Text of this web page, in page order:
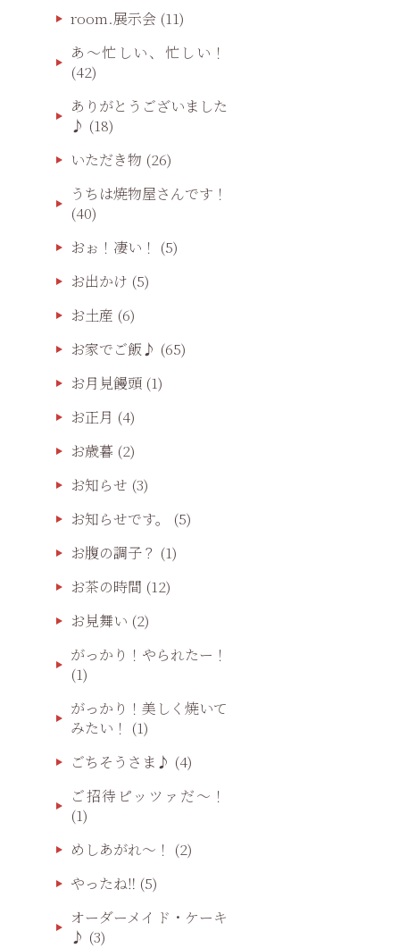
room.展示会 (11)
あ〜忙しい、忙しい！
(42)
ありがとうございました
♪ (18)
いただき物 (26)
うちは焼物屋さんです！
(40)
おぉ！凄い！ (5)
お出かけ (5)
お土産 (6)
お家でご飯♪ (65)
お月見饅頭 (1)
お正月 (4)
お歳暮 (2)
お知らせ (3)
お知らせです。
(5)
お腹の調子？ (1)
お茶の時間 (12)
お見舞い (2)
がっかり！やられたー！
(1)
がっかり！美しく焼いて
みたい！ (1)
ごちそうさま♪ (4)
ご招待ピッツァだ〜！
(1)
めしあがれ～！ (2)
やったね‼️ (5)
オーダーメイド・ケーキ
♪ (3)